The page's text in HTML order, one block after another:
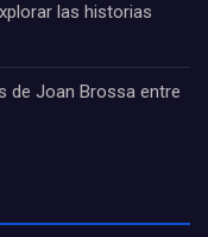
las historias
de Joan Brossa entre